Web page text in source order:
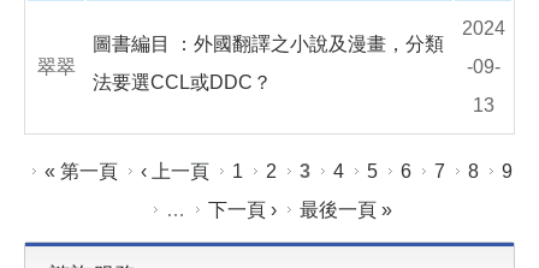
翠翠
圖書編目 ：外國翻譯之小說及漫畫，分類
法要選CCL或DDC？
2024
-09-
13
頁面
« 第一頁 ‹ 上一頁 1 2 3 4 5 6 7 8
9
…
下一頁 › 最後一頁 »